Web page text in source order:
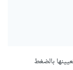
بالضغط